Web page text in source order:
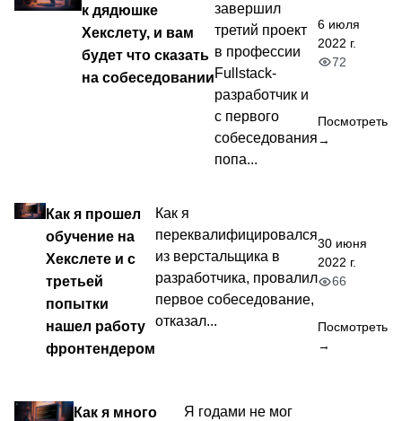
к дядюшке
Хекслету, и вам
будет что сказать
на собеседовании
завершил
третий проект
в профессии
Fullstack-
разработчик и
с первого
собеседования
попа...
6 июля
2022 г.
72
Посмотреть
→
Как я прошел
обучение на
Хекслете и с
третьей
попытки
нашел работу
фронтендером
Как я
переквалифицировался
из верстальщика в
разработчика, провалил
первое собеседование,
отказал...
30 июня
2022 г.
66
Посмотреть
→
Как я много
Я годами не мог